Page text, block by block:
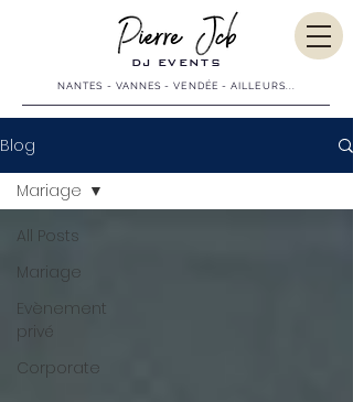
NANTES - VANNES - VENDÉE - AILLEURS...
DJ EVENTS
Blog
All Posts
Mariage
Evènement
privé
Corporate
Mariage